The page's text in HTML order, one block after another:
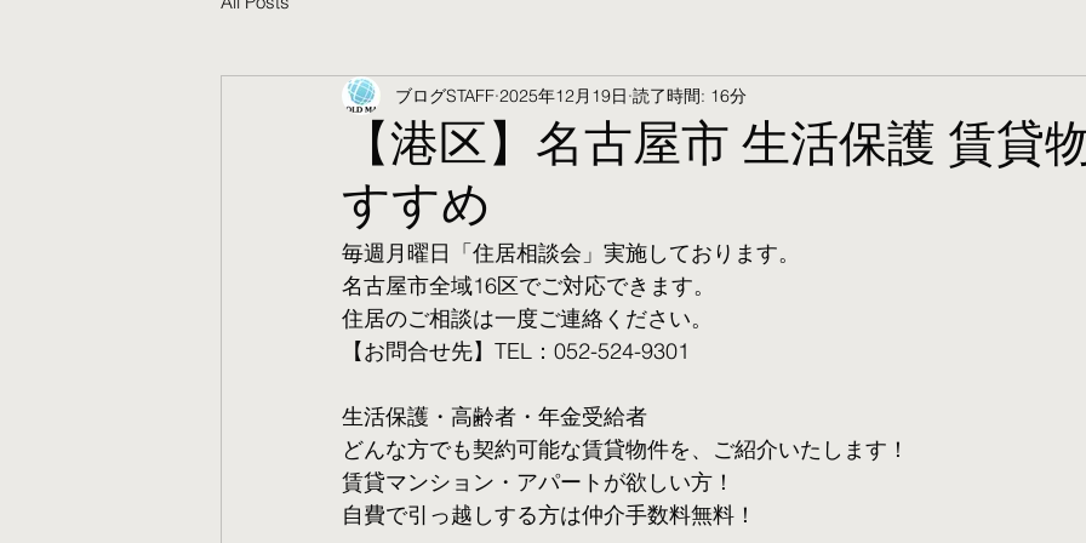
【港区】名古屋市 生活保護 賃貸
すすめ
ブログSTAFF 2025年12月19日 読了時間: 16分
毎週月曜日「住居相談会」実施しております。
名古屋市全域16区でご対応できます。
住居のご相談は一度ご連絡ください。
【お問合せ先】TEL：052-524-9301
生活保護・高齢者・年金受給者
​どんな方でも契約可能な賃貸物件を、ご紹介いたします！
賃貸マンション・アパートが欲しい方！
自費で引っ越しする方は仲介手数料無料！